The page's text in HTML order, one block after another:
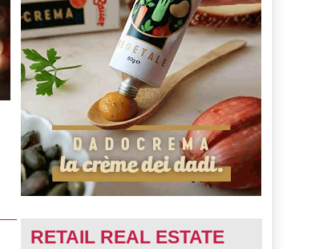
RETAIL REAL ESTATE